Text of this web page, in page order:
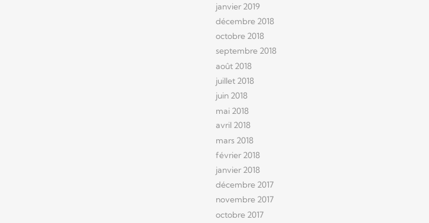
janvier 2019
décembre 2018
octobre 2018
septembre 2018
août 2018
juillet 2018
juin 2018
mai 2018
avril 2018
mars 2018
février 2018
janvier 2018
décembre 2017
novembre 2017
octobre 2017